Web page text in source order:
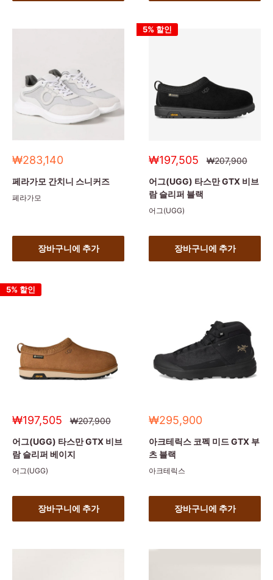
세
가
₩283,140
페라가모 간치니 스니커즈
페라가모
장바구니에 추가
5% 할인
세
가
₩197,505
정
가
₩207,900
어그(UGG) 타스만 GTX 비브
람 슬리퍼 블랙
어그(UGG)
장바구니에 추가
5% 할인
세
가
₩197,505
정
가
₩207,900
어그(UGG) 타스만 GTX 비브
람 슬리퍼 베이지
어그(UGG)
장바구니에 추가
세
가
₩295,900
아크테릭스 코펙 미드 GTX 부
츠 블랙
아크테릭스
장바구니에 추가